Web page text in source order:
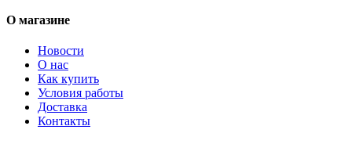
О магазине
Новости
О нас
Как купить
Условия работы
Доставка
Контакты